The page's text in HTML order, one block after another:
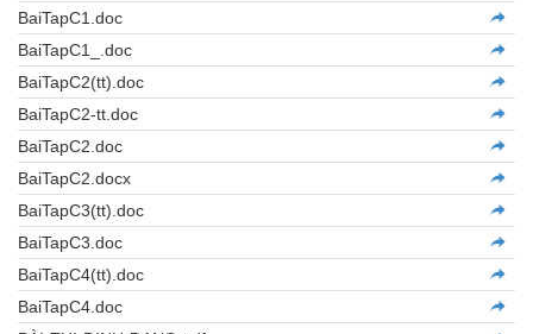
BaiTapC1.doc
BaiTapC1_.doc
BaiTapC2(tt).doc
BaiTapC2-tt.doc
BaiTapC2.doc
BaiTapC2.docx
BaiTapC3(tt).doc
BaiTapC3.doc
BaiTapC4(tt).doc
BaiTapC4.doc